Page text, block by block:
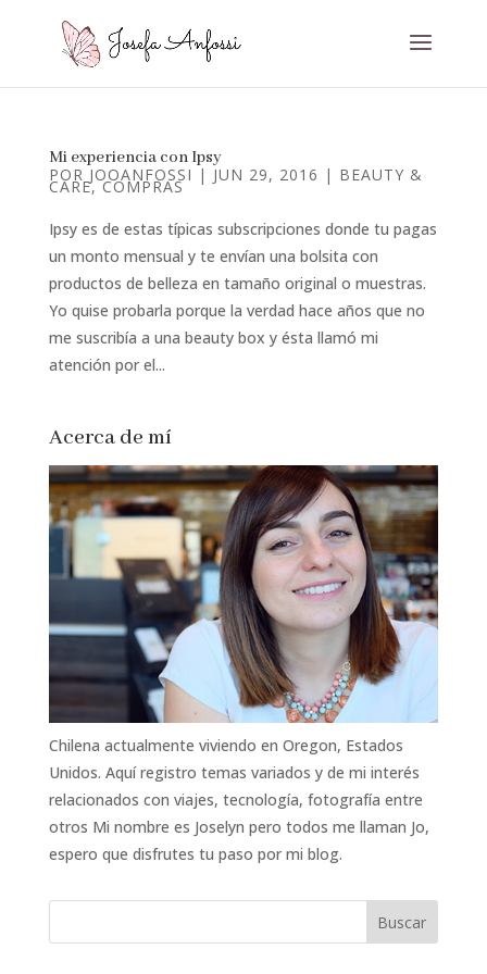
Mi experiencia con Ipsy
POR JOOANFOSSI | JUN 29, 2016 | BEAUTY &
CARE,COMPRAS
Ipsy es de estas típicas subscripciones donde tu pagas
un monto mensual y te envían una bolsita con
productos de belleza en tamaño original o muestras.
Yo quise probarla porque la verdad hace años que no
me suscribía a una beauty box y ésta llamó mi
atención por el...
Acerca de mí
Chilena actualmente viviendo en Oregon, Estados
Unidos. Aquí registro temas variados y de mi interés
relacionados con viajes, tecnología, fotografía entre
otros Mi nombre es Joselyn pero todos me llaman Jo,
espero que disfrutes tu paso por mi blog.